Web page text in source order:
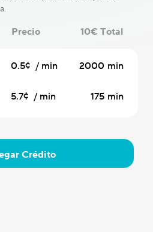
Precio 10€ Total
0.5¢ / min 2000 min
5.7¢ / min 175 min
Crédito